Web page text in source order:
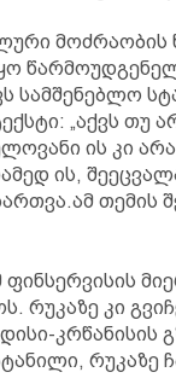
მოძრაობის
სამშენებლო
„აქვს თუ
ის კი
ის,
თემის
ფინსერვისის
რუკაზე კი
კრწანისის
რუკაზე